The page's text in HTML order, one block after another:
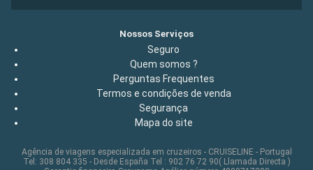
Nossos Serviços
Seguro
Quem somos ?
Perguntas Frequentes
Termos e condições de venda
Segurança
Mapa do site
Agência de viagens especializada em cruzeiros - CRUISELINE - Portugal
Tel: 308 804 335 - Desde España Tel : 902 76 72 90( Llamada Directa )